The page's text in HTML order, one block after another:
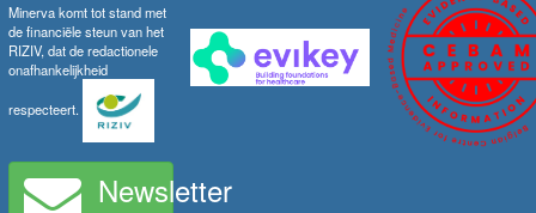
Minerva komt tot stand met
de financiële steun van het
RIZIV, dat de redactionele
onafhankelijkheid
respecteert.
Newsletter